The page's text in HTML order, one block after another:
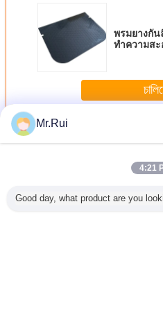
พรมยางกั
ทำความสะ
มากกว่าเสื่อยาง
Mr.Rui
4:21
Good day, what product are you